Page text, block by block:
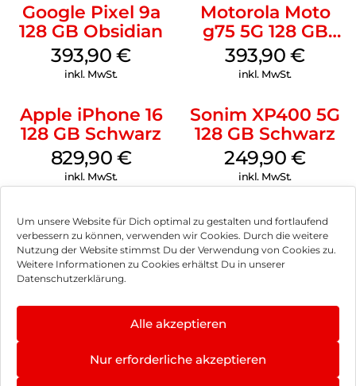
Um unsere Website für Dich optimal zu gestalten und fortlaufend
verbessern zu können, verwenden wir Cookies. Durch die weitere
Nutzung der Website stimmst Du der Verwendung von Cookies zu.
Weitere Informationen zu Cookies erhältst Du in unserer
Datenschutzerklärung.
Alle akzeptieren
Nur erforderliche akzeptieren
Google Pixel 9a
128 GB Obsidian
393,90€
inkl. MwSt.
Motorola Moto
g75 5G 128 GB
Charcoal Gray
393,90€
inkl. MwSt.
Apple iPhone 16
128 GB Schwarz
829,90 €
inkl. MwSt.
Sonim XP400 5G
128 GB Schwarz
249,90€
inkl. MwSt.
Impressum
Hinweis zur Batterieentsorgung